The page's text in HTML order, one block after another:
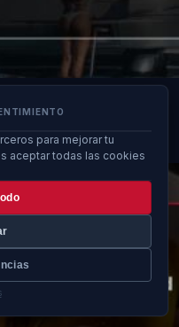
para mejorar tu
aceptar todas las cookies
su fichaje por